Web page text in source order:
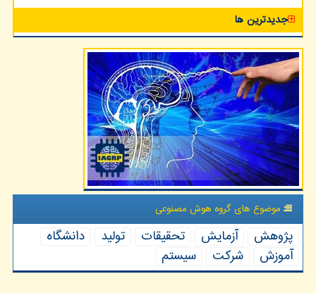
جدیدترین ها
موضوع های گروه هوش مصنوعی
پژوهش آزمایش تحقیقات تولید
دانشگاه
آموزش
شركت سیستم